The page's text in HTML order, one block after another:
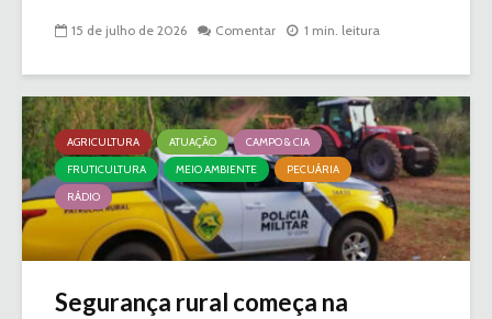
15 de julho de 2026 Comentar 1 min. leitura
AGRICULTURA ATUAÇÃO
CAMPO & CIA
FRUTICULTURA
MEIO AMBIENTE
PECUÁRIA
RÁDIO
Segurança rural começa na